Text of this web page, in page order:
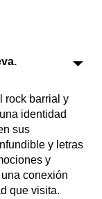
rock barrial y
identidad
sus
y letras
y
conexión
que visita.